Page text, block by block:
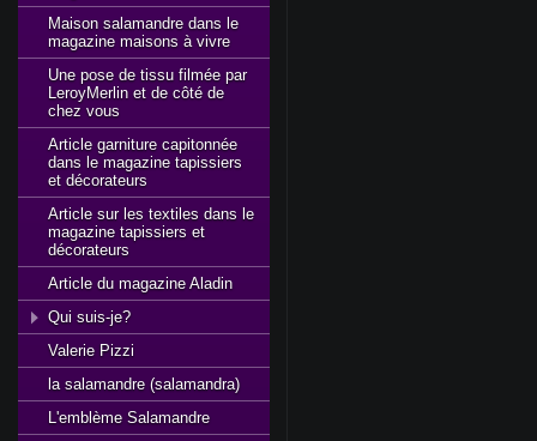
Maison salamandre dans le
magazine maisons à vivre
Une pose de tissu filmée par
LeroyMerlin et de côté de
chez vous
Article garniture capitonnée
dans le magazine tapissiers
et décorateurs
Article sur les textiles dans le
magazine tapissiers et
décorateurs
Article du magazine Aladin
Qui suis-je?
Valerie Pizzi
la salamandre (salamandra)
L'emblème Salamandre